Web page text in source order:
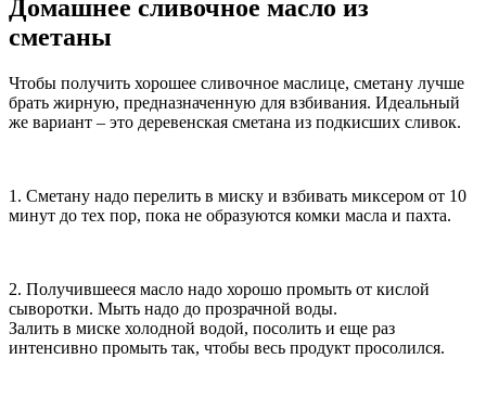
Домашнее сливочное масло из
сметаны
Чтобы получить хорошее сливочное маслице, сметану лучше
брать жирную, предназначенную для взбивания. Идеальный
же вариант – это деревенская сметана из подкисших сливок.
1. Сметану надо перелить в миску и взбивать миксером от 10
минут до тех пор, пока не образуются комки масла и пахта.
2. Получившееся масло надо хорошо промыть от кислой
сыворотки. Мыть надо до прозрачной воды.
Залить в миске холодной водой, посолить и еще раз
интенсивно промыть так, чтобы весь продукт просолился.